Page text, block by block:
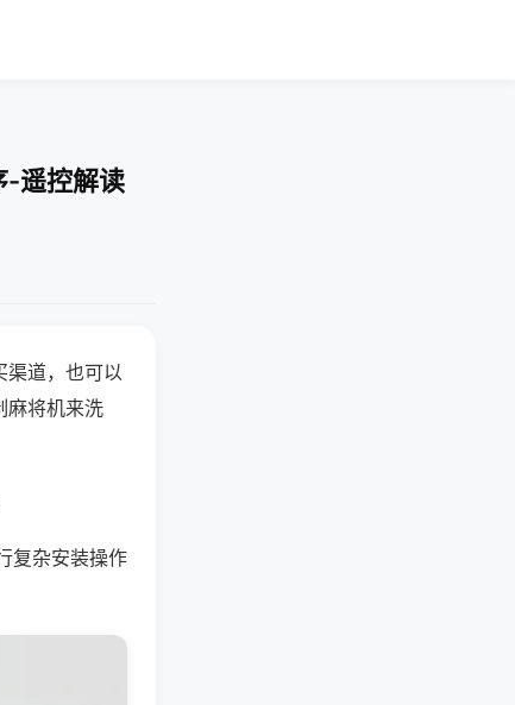
-遥控解读
渠道，也可以
麻将机来洗
复杂安装操作